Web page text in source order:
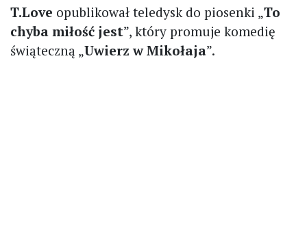
T.Love opublikował teledysk do piosenki „To
chyba miłość jest”, który promuje komedię
świąteczną „Uwierz w Mikołaja”.